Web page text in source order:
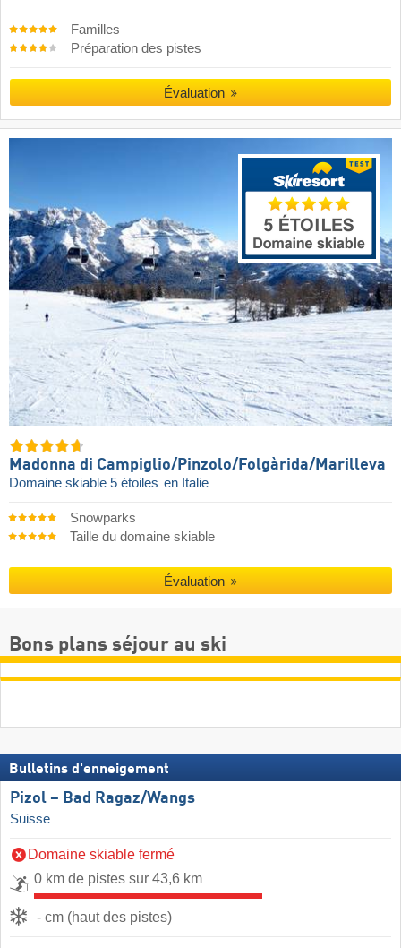
Familles
Préparation des pistes
Évaluation
Madonna di Campiglio/​Pinzolo/​Folgàrida/​Marilleva
Domaine skiable 5 étoiles en Italie
Snowparks
Taille du domaine skiable
Évaluation
Bons plans séjour au ski
Bulletins d'enneigement
Pizol – Bad Ragaz/​Wangs
Suisse
Domaine skiable fermé
0 km de pistes sur 43,6 km
- cm (haut des pistes)